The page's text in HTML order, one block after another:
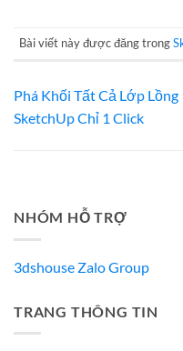
Bài viết này được đăng trong
Phá Khối Tất Cả Lớp Lồng
SketchUp Chỉ 1 Click
NHÓM HỖ TRỢ
3dshouse Zalo Group
TRANG THÔNG TIN